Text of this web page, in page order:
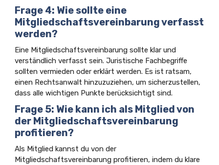
Frage 4: Wie sollte eine
Mitgliedschaftsvereinbarung verfasst
werden?
Eine Mitgliedschaftsvereinbarung sollte klar und
verständlich verfasst sein. Juristische Fachbegriffe
sollten vermieden oder erklärt werden. Es ist ratsam,
einen Rechtsanwalt hinzuzuziehen, um sicherzustellen,
dass alle wichtigen Punkte berücksichtigt sind.
Frage 5: Wie kann ich als Mitglied von
der Mitgliedschaftsvereinbarung
profitieren?
Als Mitglied kannst du von der
Mitgliedschaftsvereinbarung profitieren, indem du klare